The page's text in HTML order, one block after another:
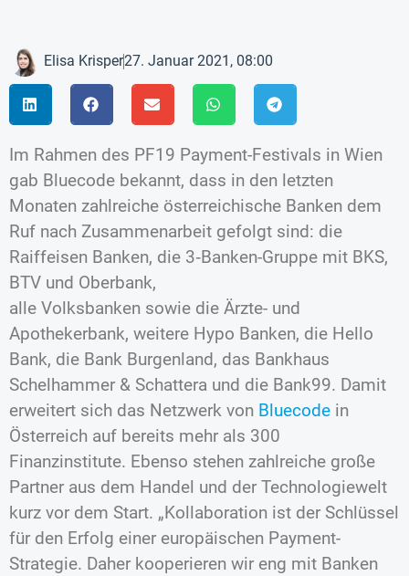
Elisa Krisper27. Januar 2021, 08:00
Im Rahmen des PF19 Payment-Festivals in Wien
gab Bluecode bekannt, dass in den letzten
Monaten zahlreiche österreichische Banken dem
Ruf nach Zusammenarbeit gefolgt sind: die
Raiffeisen Banken, die 3‑Banken-Gruppe mit BKS,
BTV und Oberbank,
alle Volksbanken sowie die Ärzte- und
Apothekerbank, weitere Hypo Banken, die Hello
Bank, die Bank Burgenland, das Bankhaus
Schelhammer & Schattera und die Bank99. Damit
erweitert sich das Netzwerk von Bluecode in
Österreich auf bereits mehr als 300
Finanzinstitute. Ebenso stehen zahlreiche große
Partner aus dem Handel und der Technologiewelt
kurz vor dem Start. „Kollaboration ist der Schlüssel
für den Erfolg einer europäischen Payment-
Strategie. Daher kooperieren wir eng mit Banken